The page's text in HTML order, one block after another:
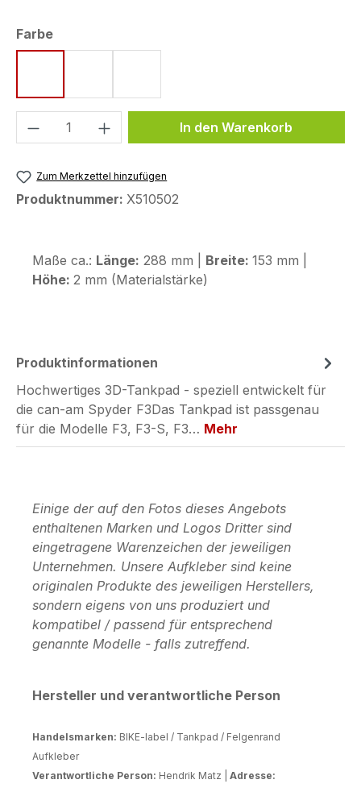
Farbeauswählen
Produkt Anzahl: Gib denIn den Warenkorb
Zum Merkzettel hinzufügen
Produktnummer: X510502
Maße ca.: Länge: 288 mm | Breite: 153 mm |
Höhe: 2 mm (Materialstärke)
Produktinformationen
Hochwertiges 3D-Tankpad - speziell entwickelt für
die can-am Spyder F3Das Tankpad ist passgenau
für die Modelle F3, F3-S, F3… Mehr
Einige der auf den Fotos dieses Angebots
enthaltenen Marken und Logos Dritter sind
eingetragene Warenzeichen der jeweiligen
Unternehmen. Unsere Aufkleber sind keine
originalen Produkte des jeweiligen Herstellers,
sondern eigens von uns produziert und
kompatibel / passend für entsprechend
genannte Modelle - falls zutreffend.
Hersteller und verantwortliche Person
Handelsmarken: BIKE-label / Tankpad / Felgenrand
Aufkleber
Verantwortliche Person: Hendrik Matz | Adresse: